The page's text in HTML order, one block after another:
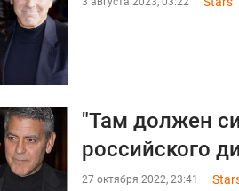
"Там должен
российского
27 октября 2022, 23:41